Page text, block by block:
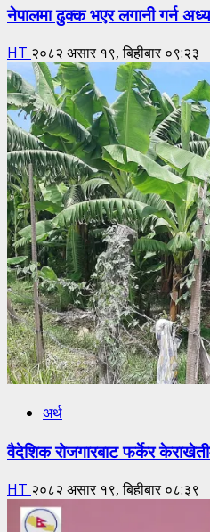
नेपालमा ढुक्क भएर लगानी गर्न
HT २०८२ असार १९, बिहीबार ०९:२३
अर्थ
वैदेशिक रोजगारबाट फर्केर
HT २०८२ असार १९, बिहीबार ०८:३९